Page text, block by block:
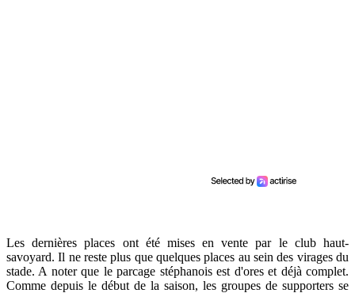
Les dernières places ont été mises en vente par le club haut-
savoyard. Il ne reste plus que quelques places au sein des virages du
stade. A noter que le parcage stéphanois est d'ores et déjà complet.
Comme depuis le début de la saison, les groupes de supporters se